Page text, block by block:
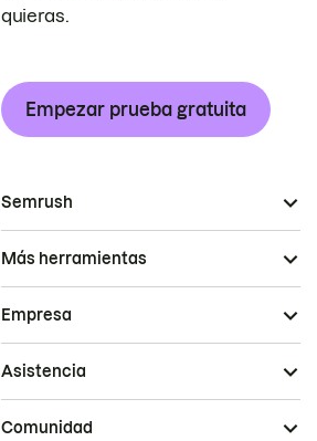
quieras.
Empezar prueba gratuita
Semrush
Más herramientas
Empresa
Asistencia
Comunidad